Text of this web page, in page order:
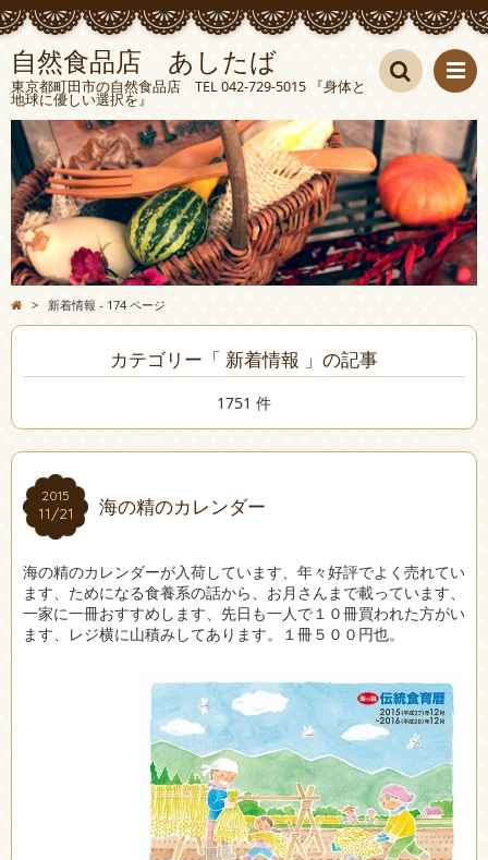
自然食品店 あしたば
東京都町田市の自然食品店 TEL 042-729-5015 『身体と
地球に優しい選択を』 検索
> 新着情報 - 174 ページ
カテゴリー「 新着情報 」の記事
1751 件
2015
11/21
2015
11/21 海の精のカレンダー
海の精のカレンダーが入荷しています、年々好評でよく売れてい
ます、ためになる食養系の話から、お月さんまで載っています、
一家に一冊おすすめします、先日も一人で１０冊買われた方がい
ます、レジ横に山積みしてあります。１冊５００円也。